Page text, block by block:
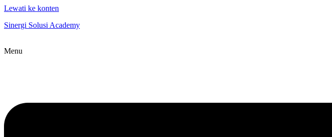
Lewati ke konten
Sinergi Solusi Academy
Menu